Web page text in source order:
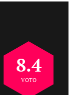
8.4
VOTO